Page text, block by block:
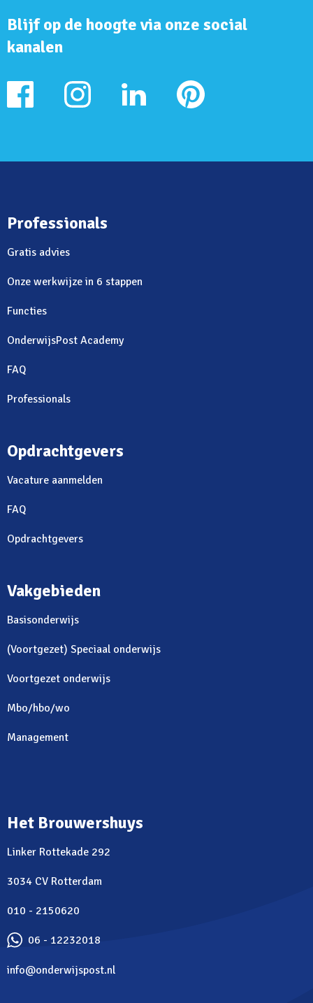
Blijf op de hoogte via onze social
kanalen
Professionals
Gratis advies
Onze werkwijze in 6 stappen
Functies
OnderwijsPost Academy
FAQ
Professionals
Opdrachtgevers
Vacature aanmelden
FAQ
Opdrachtgevers
Vakgebieden
Basisonderwijs
(Voortgezet) Speciaal onderwijs
Voortgezet onderwijs
Mbo/hbo/wo
Management
Het Brouwershuys
Linker Rottekade 292
3034 CV Rotterdam
010 - 2150620
06 - 12232018
info@onderwijspost.nl